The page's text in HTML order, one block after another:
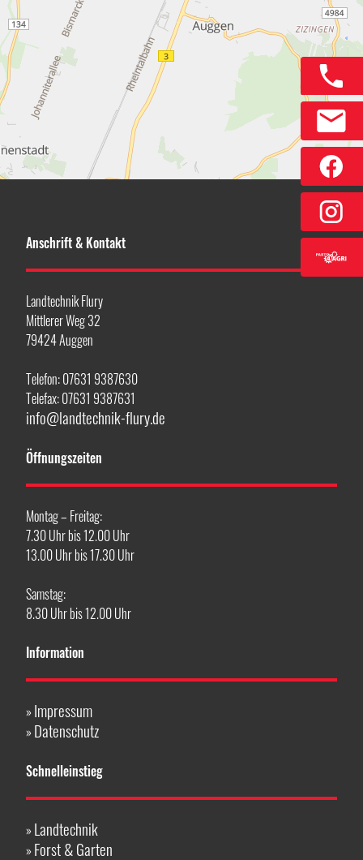
Anschrift & Kontakt
Landtechnik Flury
Mittlerer Weg 32
79424 Auggen
Telefon: 07631 9387630
Telefax: 07631 9387631
info@landtechnik-flury.de
Öffnungszeiten
Montag – Freitag:
7.30 Uhr bis 12.00 Uhr
13.00 Uhr bis 17.30 Uhr
Samstag:
8.30 Uhr bis 12.00 Uhr
Information
» Impressum
» Datenschutz
Schnelleinstieg
» Landtechnik
» Forst & Garten